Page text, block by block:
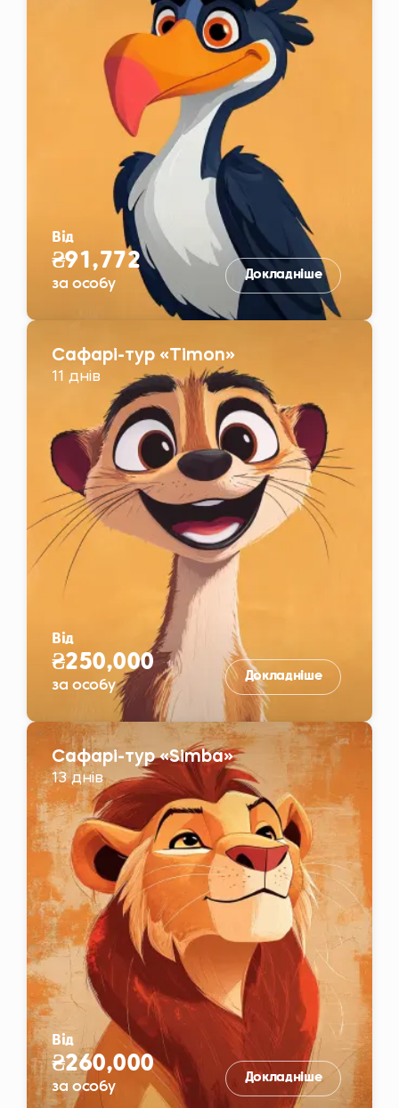
Від
₴91,772
за особу
Докладніше
Сафарі-тур «Timon»
11 днів
Від
₴250,000
за особу
Докладніше
Сафарі-тур «Simba»
13 днів
Від
₴260,000
за особу
Докладніше